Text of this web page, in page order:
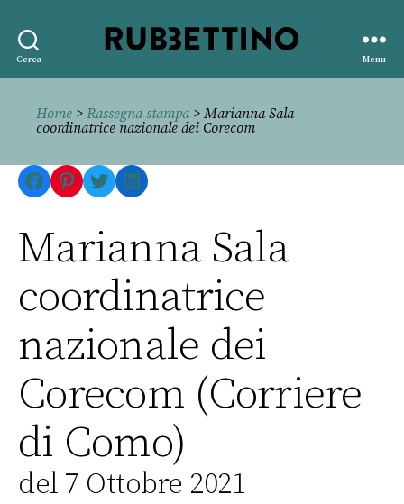
Cerca
editore
Menu
Home > Rassegna stampa> Marianna Sala
coordinatrice nazionale dei Corecom
Facebook
Pinterest
TwitterLinkedIn
Marianna Sala
coordinatrice
nazionale dei
Corecom (Corriere
di Como)
del 7 Ottobre 2021